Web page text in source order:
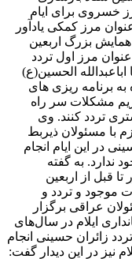
خسروی برای ایام
مرز کمکی یادآور
بزرگ اربعین
مرز اول تردد
الحسین(ع)
برنامه ریزی های
مشکلات سر راه
تردد کنند. وی
با مسئولان ذیربط
در این ایام انجام
به گفته
قبل از اربعین
موجود و تردد و
عراقی برگزار
ایلام در سال‌های
زائران حسینی انجام
نیز در این دیدار گفت: